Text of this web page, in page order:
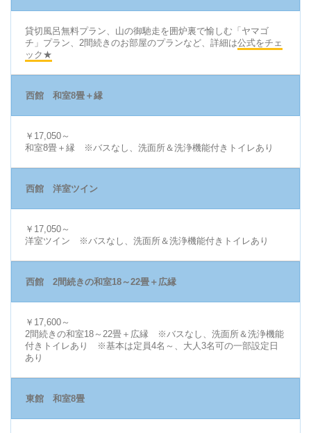
貸切風呂無料プラン、山の御馳走を囲炉裏で愉しむ「ヤマゴ
チ」プラン、2間続きのお部屋のプランなど、詳細は公式をチェ
ック★
西館 和室8畳＋縁
￥17,050～
和室8畳＋縁 ※バスなし、洗面所＆洗浄機能付きトイレあり
西館 洋室ツイン
￥17,050～
洋室ツイン ※バスなし、洗面所＆洗浄機能付きトイレあり
西館 2間続きの和室18～22畳＋広縁
￥17,600～
2間続きの和室18～22畳＋広縁 ※バスなし、洗面所＆洗浄機能
付きトイレあり ※基本は定員4名～、大人3名可の一部設定日
あり
東館 和室8畳